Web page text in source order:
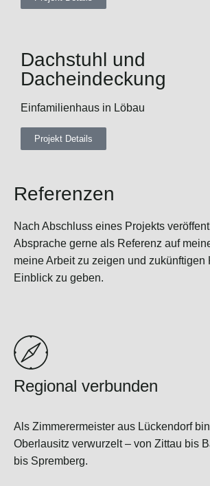
Dachstuhl und
Dacheindeckung
Einfamilienhaus in Löbau
Projekt Details
Referenzen
Nach Abschluss eines Projekts
Absprache gerne als Referenz auf
meine Arbeit zu zeigen und zukünftigen
Einblick zu geben.
Regional verbunden
Als Zimmerermeister aus Lückendorf
Oberlausitz verwurzelt – von Zittau bis
bis Spremberg.